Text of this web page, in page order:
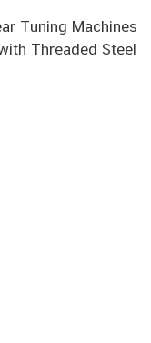
Tuning Machines
Threaded Steel